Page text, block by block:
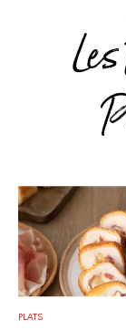
PLATS